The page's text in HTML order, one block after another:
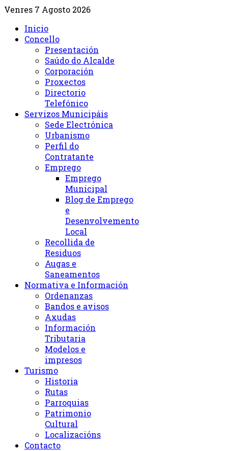
Venres 7 Agosto 2026
Inicio
Concello
Presentación
Saúdo do Alcalde
Corporación
Proxectos
Directorio
Telefónico
Servizos Municipáis
Sede Electrónica
Urbanismo
Perfil do
Contratante
Emprego
Emprego
Municipal
Blog de Emprego
e
Desenvolvemento
Local
Recollida de
Residuos
Augas e
Saneamentos
Normativa e Información
Ordenanzas
Bandos e avisos
Axudas
Información
Tributaria
Modelos e
impresos
Turismo
Historia
Rutas
Parroquias
Patrimonio
Cultural
Localizacións
Contacto